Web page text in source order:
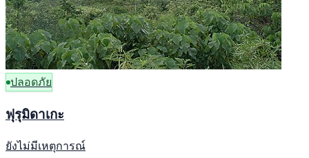
ปลอดภัย
ฟุรุมิดาเกะ
ยังไม่มีเหตุการณ์